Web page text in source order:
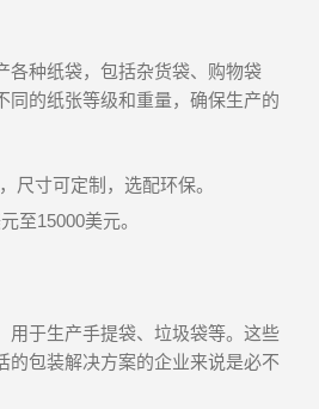
各种纸袋，包括杂货袋、购物袋
同的纸张等级和重量，确保生产的
尺寸可定制，选配环保。
至15000美元。
用于生产手提袋、垃圾袋等。这些
的包装解决方案的企业来说是必不